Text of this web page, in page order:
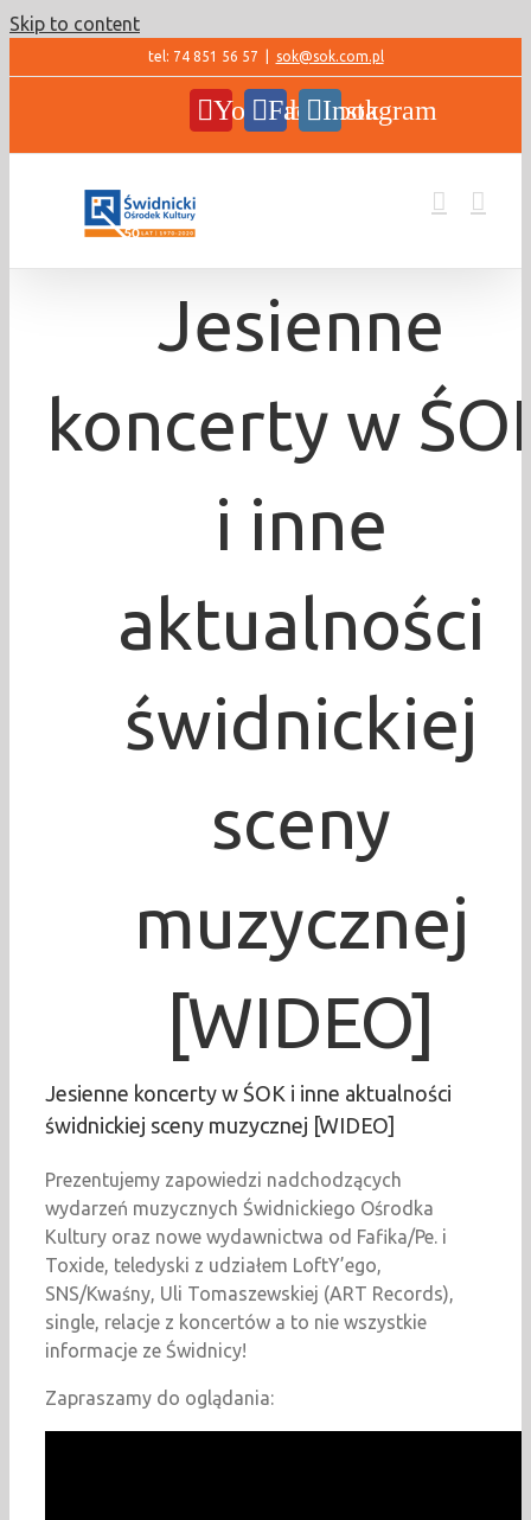
Skip to content
tel: 74 851 56 57 sok@sok.com.pl
YouTubeFacebookInstagram
Jesienne
koncerty w
i inne
aktualności
świdnickiej
sceny
muzycznej
[WIDEO]
Jesienne koncerty w ŚOK i inne aktualności
świdnickiej sceny muzycznej [WIDEO]
Prezentujemy zapowiedzi nadchodzących
wydarzeń muzycznych Świdnickiego Ośrodka
Kultury oraz nowe wydawnictwa od Fafika/Pe. i
Toxide, teledyski z udziałem LoftY’ego,
SNS/Kwaśny, Uli Tomaszewskiej (ART Records),
single, relacje z koncertów a to nie wszystkie
informacje ze Świdnicy!
Zapraszamy do oglądania: